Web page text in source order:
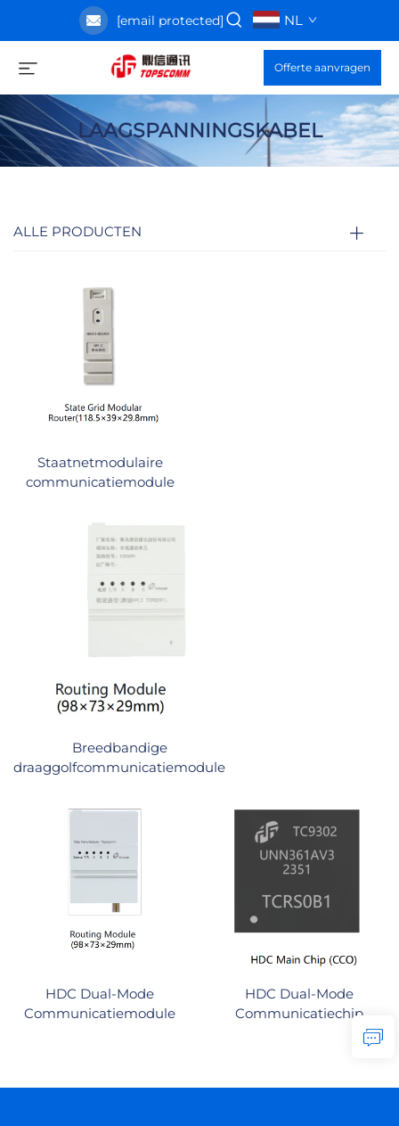
[email protected] NL
Offerte aanvragen
LAAGSPANNINGSKABEL
ALLE PRODUCTEN
Staatnetmodulaire
communicatiemodule
Breedbandige
draaggolfcommunicatiemodule
HDC Dual-Mode
Communicatiemodule
HDC Dual-Mode
Communicatiechip